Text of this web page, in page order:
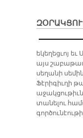
եկեղեցւոյ
այս
սեղանի
Ֆէրիգիւղի
տանելու